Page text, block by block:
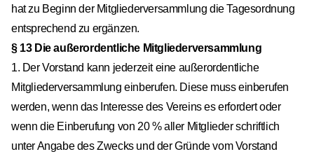
hat zu Beginn der Mitgliederversammlung die Tagesordnung
entsprechend zu ergänzen.
§ 13 Die außerordentliche Mitgliederversammlung
1. Der Vorstand kann jederzeit eine außerordentliche
Mitgliederversammlung einberufen. Diese muss einberufen
werden, wenn das Interesse des Vereins es erfordert oder
wenn die Einberufung von 20 % aller Mitglieder schriftlich
unter Angabe des Zwecks und der Gründe vom Vorstand